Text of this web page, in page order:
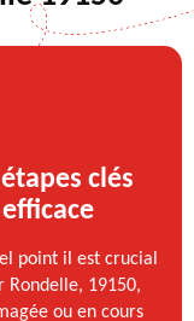
clés
point il est crucial
Rondelle, 19150,
ou en cours